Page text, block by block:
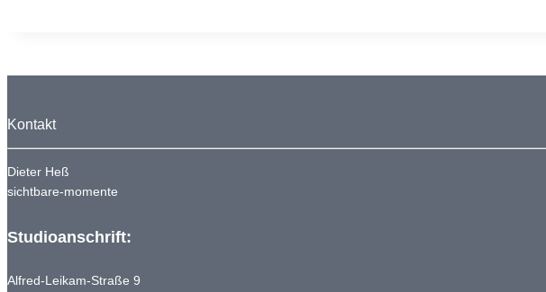
Kontakt
Dieter Heß
sichtbare-momente
Studioanschrift:
Alfred-Leikam-Straße 9